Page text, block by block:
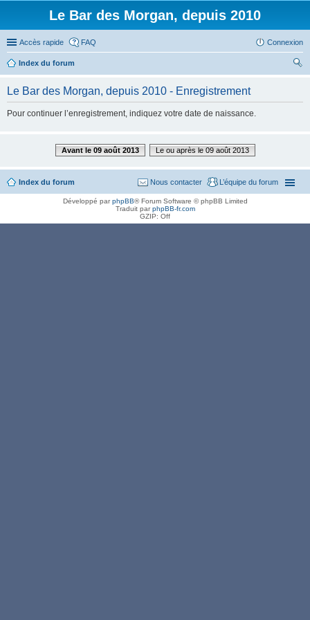
Le Bar des Morgan, depuis 2010
Accès rapide FAQ Connexion
Index du forum
Le Bar des Morgan, depuis 2010 - Enregistrement
Pour continuer l’enregistrement, indiquez votre date de naissance.
Avant le 09 août 2013 Le ou après le 09 août 2013
Index du forum L’équipe du forum
Nous contacter
Développé parphpBB® Forum Software © phpBB Limited
Traduit parphpBB-fr.com
GZIP: Off